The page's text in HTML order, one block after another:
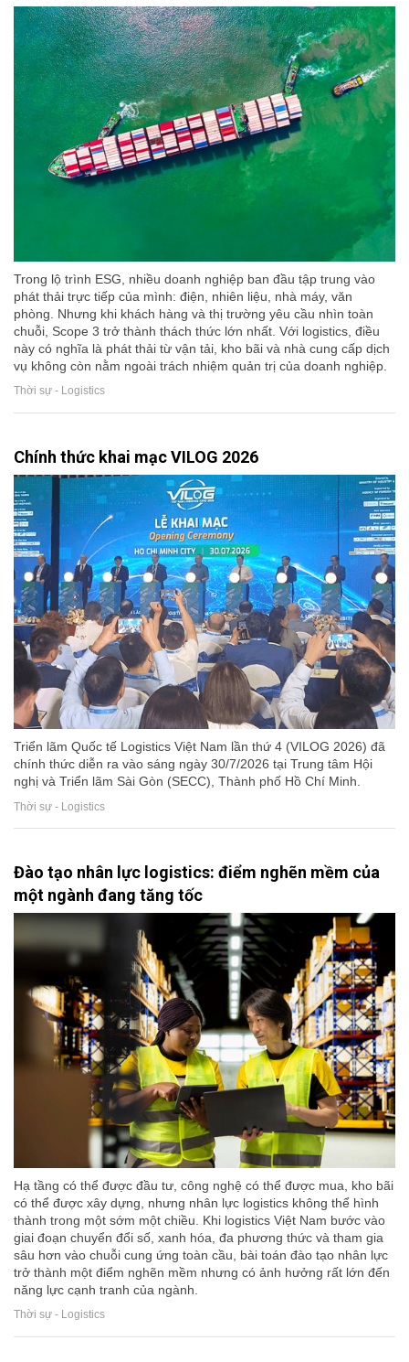
Trong lộ trình ESG, nhiều doanh nghiệp ban đầu tập trung vào
phát thải trực tiếp của mình: điện, nhiên liệu, nhà máy, văn
phòng. Nhưng khi khách hàng và thị trường yêu cầu nhìn toàn
chuỗi, Scope 3 trở thành thách thức lớn nhất. Với logistics, điều
này có nghĩa là phát thải từ vận tải, kho bãi và nhà cung cấp dịch
vụ không còn nằm ngoài trách nhiệm quản trị của doanh nghiệp.
Thời sự - Logistics
Chính thức khai mạc VILOG 2026
Triển lãm Quốc tế Logistics Việt Nam lần thứ 4 (VILOG 2026) đã
chính thức diễn ra vào sáng ngày 30/7/2026 tại Trung tâm Hội
nghị và Triển lãm Sài Gòn (SECC), Thành phố Hồ Chí Minh.
Thời sự - Logistics
Đào tạo nhân lực logistics: điểm nghẽn mềm của
một ngành đang tăng tốc
Hạ tầng có thể được đầu tư, công nghệ có thể được mua, kho bãi
có thể được xây dựng, nhưng nhân lực logistics không thể hình
thành trong một sớm một chiều. Khi logistics Việt Nam bước vào
giai đoạn chuyển đổi số, xanh hóa, đa phương thức và tham gia
sâu hơn vào chuỗi cung ứng toàn cầu, bài toán đào tạo nhân lực
trở thành một điểm nghẽn mềm nhưng có ảnh hưởng rất lớn đến
năng lực cạnh tranh của ngành.
Thời sự - Logistics